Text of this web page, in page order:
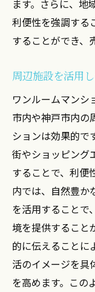
ます。さらに、地
利便性を強調する
することができ、
周辺施設を活用
ワンルームマンシ
市内や神戸市内の
ションは効果的で
街やショッピング
することで、利便
内では、自然豊か
を活用することで
境を提供すること
的に伝えることに
活のイメージを具
を高めます。この